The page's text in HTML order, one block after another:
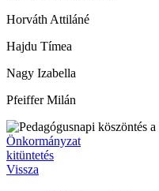
Horváth Attiláné
Hajdu Tímea
Nagy Izabella
Pfeiffer Milán
Önkormányzat
kitüntetés
Vissza